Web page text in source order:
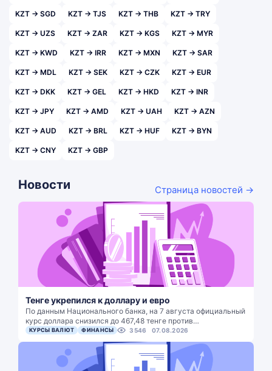
KZT → SGD KZT → TJS KZT → THB KZT → TRY
KZT → UZS KZT → ZAR KZT → KGS KZT → MYR
KZT → KWD KZT → IRR KZT → MXN KZT → SAR
KZT → MDL KZT → SEK KZT → CZK KZT → EUR
KZT → DKK KZT → GEL KZT → HKD KZT → INR
KZT → JPY KZT → AMD KZT → UAH KZT → AZN
KZT → AUD KZT → BRL KZT → HUF KZT → BYN
KZT → CNY KZT → GBP
Новости Страница новостей →
Тенге укрепился к доллару и евро
По данным Национального банка, на 7 августа официальный
курс доллара снизился до 467,48 тенге против…
КУРСЫ ВАЛЮТ ФИНАНСЫ 3546 07.08.2026